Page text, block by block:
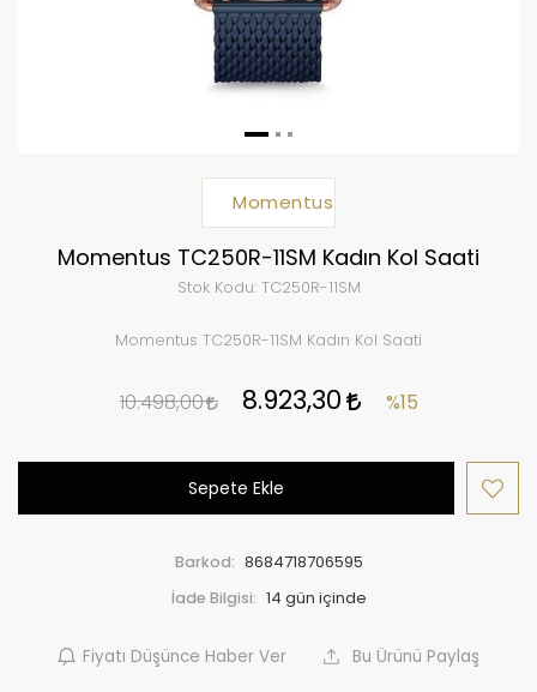
Momentus
Momentus TC250R-11SM Kadın Kol Saati
Stok Kodu:TC250R-11SM
Momentus TC250R-11SM Kadın Kol Saati
10.498,00 8.923,30 %15
Sepete Ekle
Barkod: 8684718706595
İade Bilgisi:
Fiyatı Düşünce Haber Ver Bu Ürünü Paylaş